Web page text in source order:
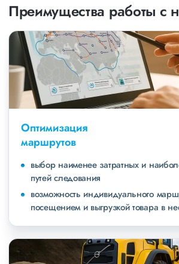
Преимущества работы с
Оптимизация
маршрутов
выбор наименее затратных и
путей следования
возможность индивидуального
посещением и выгрузкой товара в